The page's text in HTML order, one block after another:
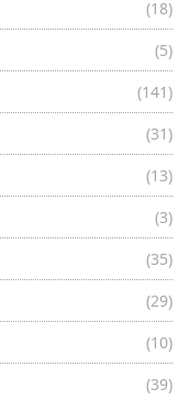
(18)
(5)
(141)
(31)
(13)
(3)
(35)
(29)
(10)
(39)